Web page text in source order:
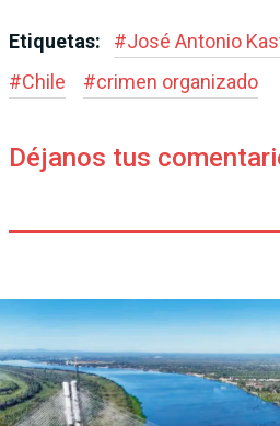
Etiquetas: #José Antonio
#Chile #crimen organizado
Déjanos tus